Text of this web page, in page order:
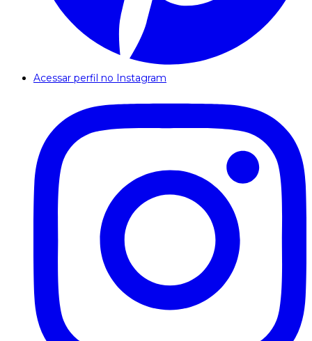
Acessar perfil no Instagram